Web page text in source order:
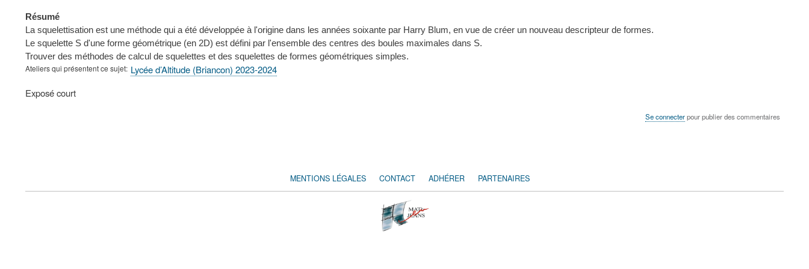
Résumé
La squelettisation est une méthode qui a été développée à l'origine dans les années soixante par Harry Blum, en vue de créer un nouveau descripteur de formes.
Le squelette S d'une forme géométrique (en 2D) est défini par l'ensemble des centres des boules maximales dans S.
Trouver des méthodes de calcul de squelettes et des squelettes de formes géométriques simples.
Ateliers qui présentent ce sujet Lycée d’Altitude (Briancon) 2023-2024
Type
Exposé court
Se connecterpour publier des commentaires
FOOTER
MENTIONS LÉGALES CONTACT ADHÉRER PARTENAIRES